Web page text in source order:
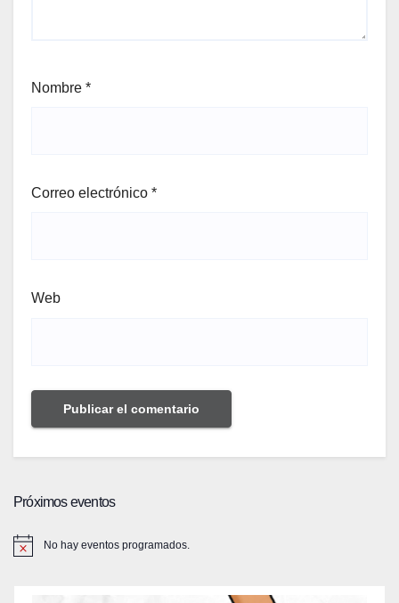
Nombre *
Correo electrónico *
Web
Próximos eventos
No hay eventos programados.